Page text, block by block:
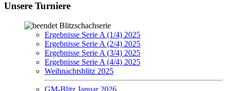
Unsere Turniere
Blitzschachserie
Ergebnisse Serie A (1/4) 2025
Ergebnisse Serie A (2/4) 2025
Ergebnisse Serie A (3/4) 2025
Ergebnisse Serie A (4/4) 2025
Weihnachtsblitz 2025